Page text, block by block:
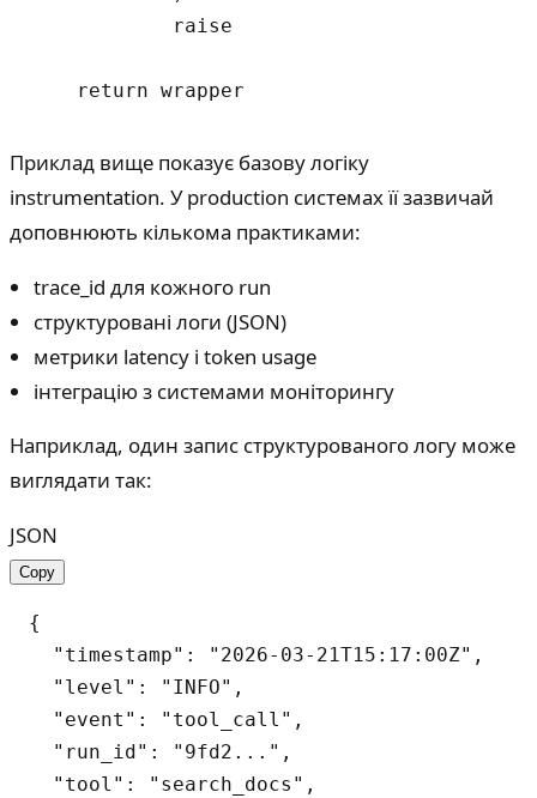
            raise
Приклад вище показує базову логіку
instrumentation. У production системах її зазвичай
доповнюють кількома практиками:
trace_id для кожного run
структуровані логи (JSON)
метрики latency і token usage
інтеграцію з системами моніторингу
Наприклад, один запис структурованого логу може
виглядати так:
JSON
Copy
{
  "timestamp": "2026-03-21T15:17:00Z",
  "level": "INFO",
  "event": "tool_call",
  "run_id": "9fd2...",
  "tool": "search_docs",